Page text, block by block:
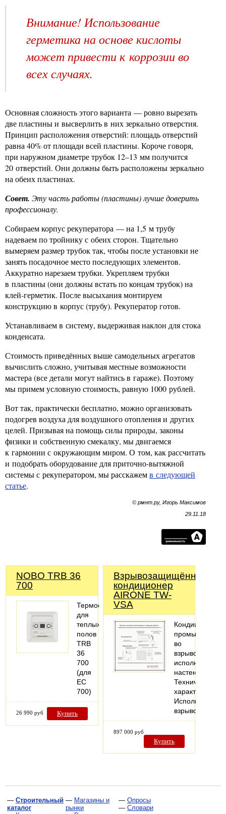
Внимание! Использование
герметика на основе кислоты
может привести к коррозии во
всех случаях.
Основная сложность этого варианта — ровно вырезать
две пластины и высверлить в них зеркально отверстия.
Принцип расположения отверстий: площадь отверстий
равна 40% от площади всей пластины. Короче говоря,
при наружном диаметре трубок 12–13 мм получится
20 отверстий. Они должны быть расположены зеркально
на обеих пластинах.
Совет. Эту часть работы (пластины) лучше доверить
профессионалу.
Собираем корпус рекуператора — на 1,5 м трубу
надеваем по тройнику с обеих сторон. Тщательно
вымеряем размер трубок так, чтобы после установки не
занять посадочное место последующих элементов.
Аккуратно нарезаем трубки. Укрепляем трубки
в пластины (они должны встать по концам трубок) на
клей-герметик. После высыхания монтируем
конструкцию в корпус (трубу). Рекуператор готов.
Устанавливаем в систему, выдерживая наклон для стока
конденсата.
Стоимость приведённых выше самодельных агрегатов
вычислить сложно, учитывая местные возможности
мастера (все детали могут найтись в гараже). Поэтому
мы примем условную стоимость, равную 1000 рублей.
Вот так, практически бесплатно, можно организовать
подогрев воздуха для воздушного отопления и других
целей. Призывая на помощь силы природы, законы
физики и собственную смекалку, мы двигаемся
к гармонии с окружающим миром. О том, как рассчитать
и подобрать оборудование для приточно-вытяжной
системы с рекуператором, мы расскажемв следующей
статье.
© рмнт.ру, Игорь Максимов
29.11.18
NOBO TRB 36
700
Термостат
для
теплых
полов
TRB
36
700
(для
EC
700)
26 990 руб Купить
Взрывозащищённый
кондиционер
AIRONE TW-
VSA
Кондиционер
во
исполнении,
настенный.
Технические
характеристики
Исполнение:
897 000 руб
Купить
— Строительный
каталог
— Магазины и
рынки
— Опросы
— Словари